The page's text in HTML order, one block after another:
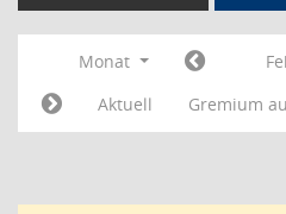
Monat
Aktuell
Gremium